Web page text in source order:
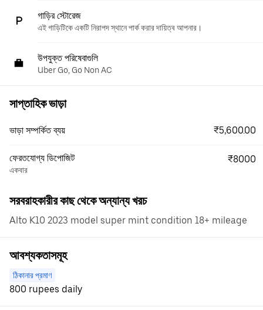
গাড়ির স্টোরেজ
এই গাড়িটিকে একটি নিরাপদ স্থানে পার্ক করার দায়িত্ব আপনার।
উপযুক্ত পরিষেবাগুলি
Uber Go, Go Non AC
সাপ্তাহিক ভাড়া
ভাড়া সম্পর্কিত ব্যয় ₹5,600.00
ফেরতযোগ্য ডিপোজিট
একবার
₹8000
সরবরাহকারীর কাছ থেকে অন্যান্য খরচ
Alto K10 2023 model super mint condition 18+ mileage
আবশ্যকতাসমূহ
ঠিকানার প্রমাণ
800 rupees daily